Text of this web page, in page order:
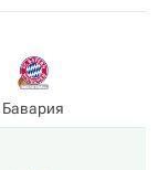
Бавария